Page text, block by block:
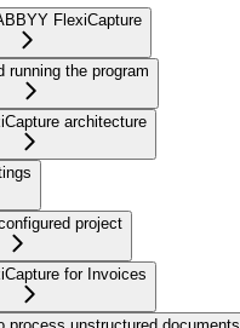
FlexiCapture
running the program
architecture
project
for Invoices